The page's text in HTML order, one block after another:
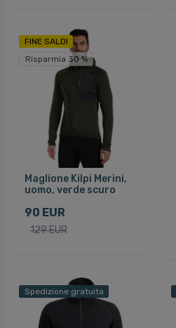
FINE SALDI
Risparmia 30 %
Maglione Kilpi Merini,
uomo, verde scuro
90 EUR
129 EUR
Spedizione gratuita